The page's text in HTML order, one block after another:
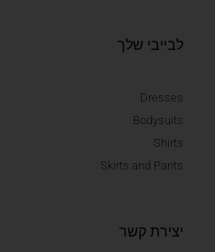
לבייבי שלך
Dresses
Bodysuits
Shirts
Skirts and Pants
יצירת קשר